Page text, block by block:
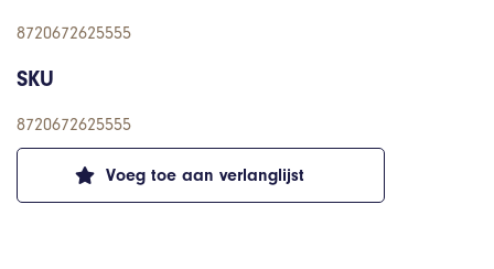
Voeg toe aan verlanglijst
8720672625555
SKU
8720672625555